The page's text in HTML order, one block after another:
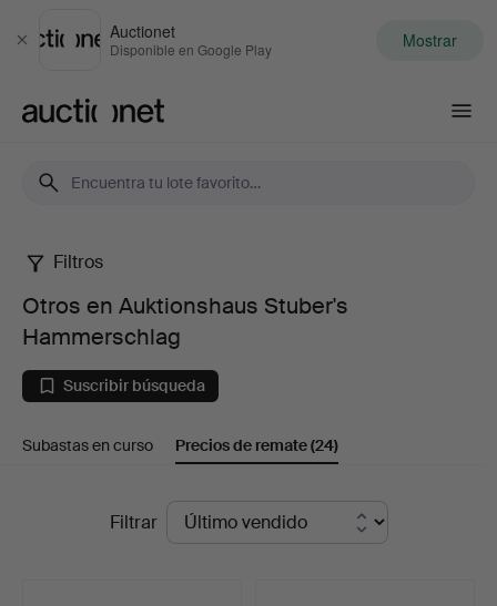
Cerrar
Auctionet
Disponible en Google Play Mostrar
Otros
en
Auktionshaus
Stuber's
Filtros
Otros en Auktionshaus Stuber's
Hammerschlag
Suscribir búsqueda
Subastas en curso Precios de remate(24)
Filtrar